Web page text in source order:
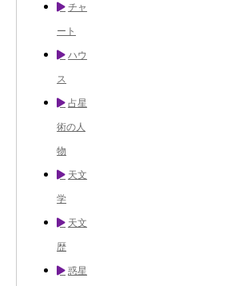
チャ
ート
ハウ
ス
占星
術の人
物
天文
学
天文
歴
惑星